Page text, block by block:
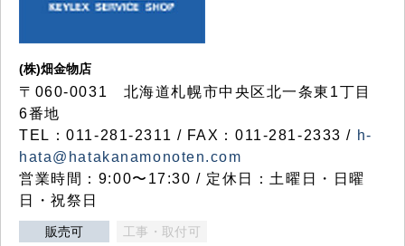
(株)畑金物店
〒060-0031 北海道札幌市中央区北一条東1丁目
6番地
TEL：011-281-2311 / FAX：011-281-2333 / h-
hata@hatakanamonoten.com
営業時間：9:00〜17:30 / 定休日：土曜日・日曜
日・祝祭日
販売可 工事・取付可